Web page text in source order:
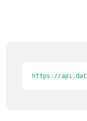
https://